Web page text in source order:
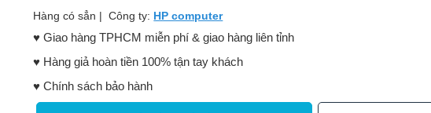
Hàng có sẳn |Công ty: HP computer
♥️ Giao hàng TPHCM miễn phí & giao hàng liên tỉnh
♥️ Hàng giả hoàn tiền 100% tận tay khách
♥️ Chính sách bảo hành